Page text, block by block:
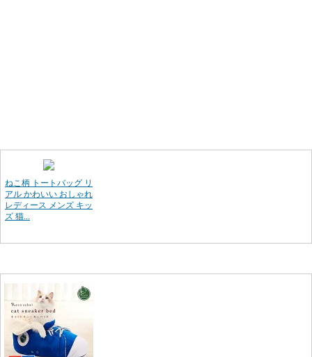
ねこ柄 トートバッグ リ
アル かわいい おしゃれ
レディース メンズ キッ
ズ 猫...